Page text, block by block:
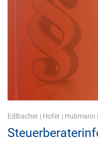
Edlbacher | Hofer | Hubmann |